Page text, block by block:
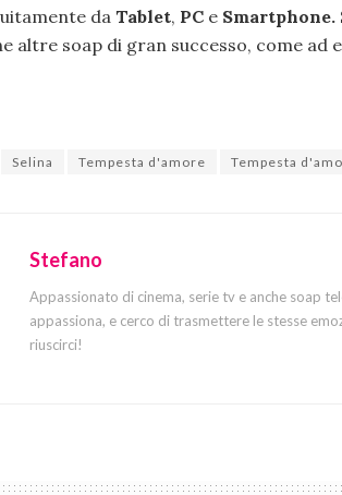
da Tablet, PC e Smartphone.
altre soap di gran successo, come ad
Selina Tempesta d'amore Tempesta
Stefano
Appassionato di cinema, serie tv e anche soap
appassiona, e cerco di trasmettere le stesse
riuscirci!